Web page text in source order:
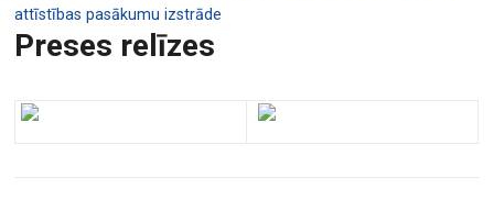
attīstības pasākumu izstrāde
Preses relīzes